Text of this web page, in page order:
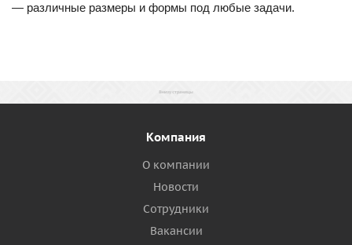
— различные размеры и формы под любые задачи.
Компания
О компании
Новости
Сотрудники
Вакансии